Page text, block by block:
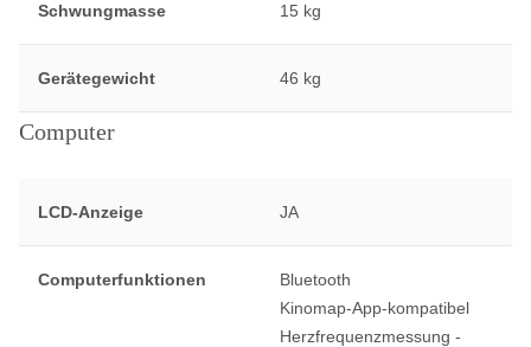
Schwungmasse 15 kg
Gerätegewicht 46 kg
Computer
LCD-Anzeige JA
Computerfunktionen
Bluetooth
Kinomap-App-kompatibel
Herzfrequenzmessung -